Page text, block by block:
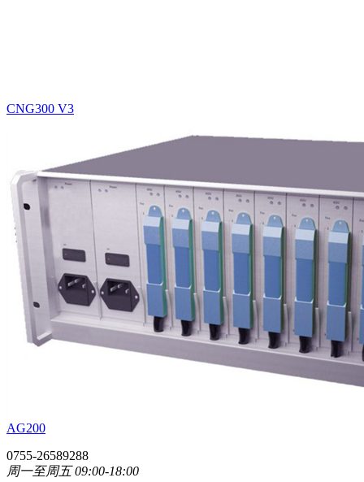
CNG300 V3
AG200
0755-26589288
周一至周五 09:00-18:00